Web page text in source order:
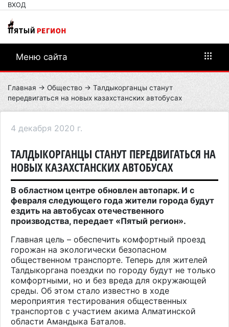
ВХОД
Меню сайта
Главная → Общество → Талдыкорганцы станут
передвигаться на новых казахстанских автобусах
4 декабря 2020 г.
ТАЛДЫКОРГАНЦЫ СТАНУТ ПЕРЕДВИГАТЬСЯ НА
НОВЫХ КАЗАХСТАНСКИХ АВТОБУСАХ
В областном центре обновлен автопарк. И с
февраля следующего года жители города будут
ездить на автобусах отечественного
производства, передает «Пятый регион».
Главная цель – обеспечить комфортный проезд
горожан на экологически безопасном
общественном транспорте. Теперь для жителей
Талдыкоргана поездки по городу будут не только
комфортными, но и без вреда для окружающей
среды. Об этом стало известно в ходе
мероприятия тестирования общественных
транспортов с участием акима Алматинской
области Амандыка Баталов.